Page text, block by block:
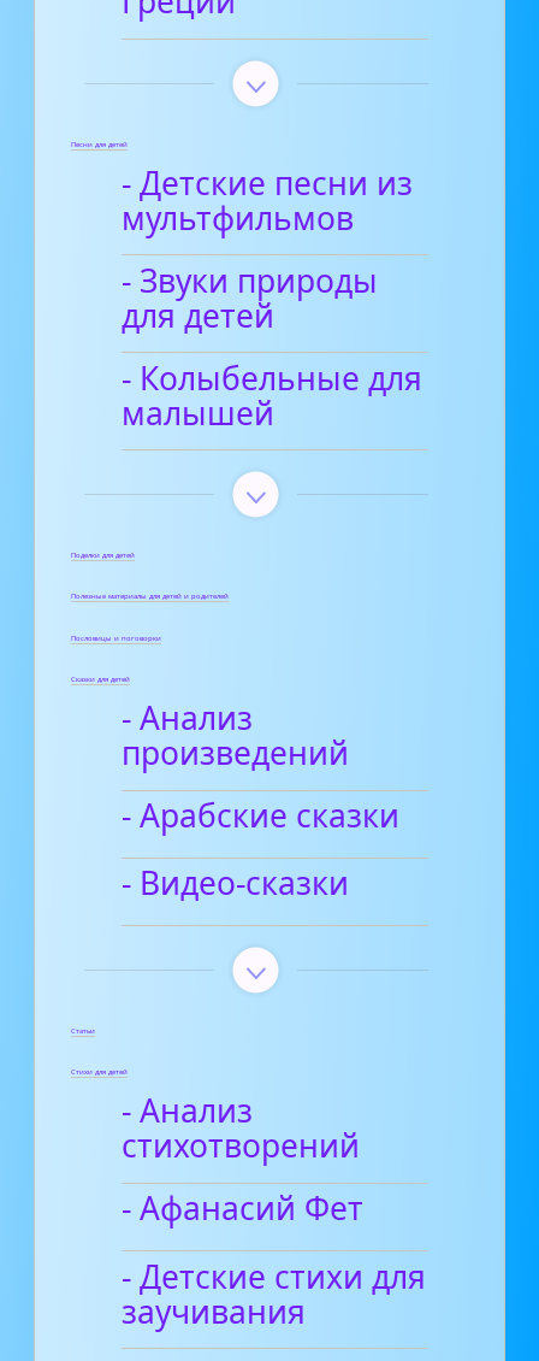
Песни для детей
- Детские песни из
мультфильмов
- Звуки природы
для детей
- Колыбельные для
малышей
Поделки для детей
Полезные материалы для детей и родителей
Пословицы и поговорки
Сказки для детей
- Анализ
произведений
- Арабские сказки
- Видео-сказки
Статьи
Стихи для детей
- Анализ
стихотворений
- Афанасий Фет
- Детские стихи для
заучивания